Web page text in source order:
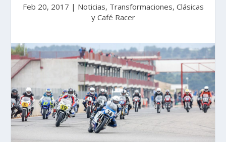
Feb 20, 2017 | Noticias, Transformaciones, Clásicas
y Café Racer